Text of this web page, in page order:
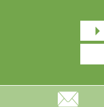
© 益満法律事務所